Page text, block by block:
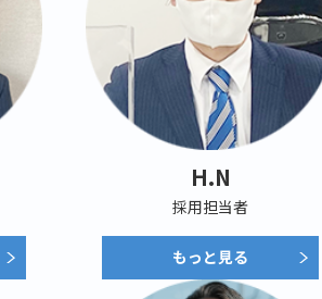
H.N
採用担当者
もっと見る